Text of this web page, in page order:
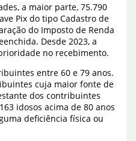
a maior parte, 75.790
Pix do tipo Cadastro de
do Imposto de Renda
Desde 2023, a
no recebimento.
entre 60 e 79 anos.
cuja maior fonte de
dos contribuintes
idosos acima de 80 anos
deficiência física ou